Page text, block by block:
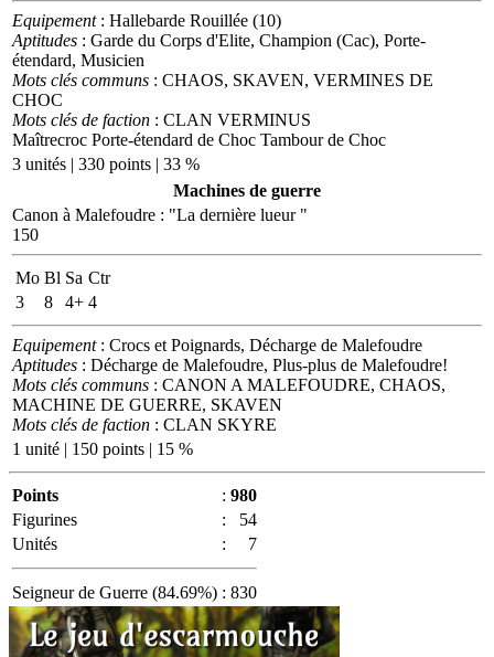
Equipement: Hallebarde Rouillée (10)
Aptitudes : Garde du Corps d'Elite, Champion (Cac), Porte-
étendard, Musicien
Mots clés communs : CHAOS, SKAVEN, VERMINES DE
CHOC
Mots clés de faction : CLAN VERMINUS
Maîtrecroc Porte-étendard de Choc Tambour de Choc
3 unités | 330 points | 33 %
Machines de guerre
Canon à Malefoudre : "La dernière lueur "
150
Mo Bl Sa Ctr
3
8 4+ 4
Equipement: Crocs et Poignards, Décharge de Malefoudre
Aptitudes : Décharge de Malefoudre, Plus-plus de Malefoudre!
Mots clés communs : CANON A MALEFOUDRE, CHAOS,
MACHINE DE GUERRE, SKAVEN
Mots clés de faction : CLAN SKYRE
1 unité | 150 points | 15 %
Points : 980
Figurines
:
54
Unités
: 7
Seigneur de Guerre (84.69%) : 830